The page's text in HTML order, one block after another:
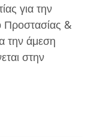
για την
Προστασίας &
την άμεση
στην